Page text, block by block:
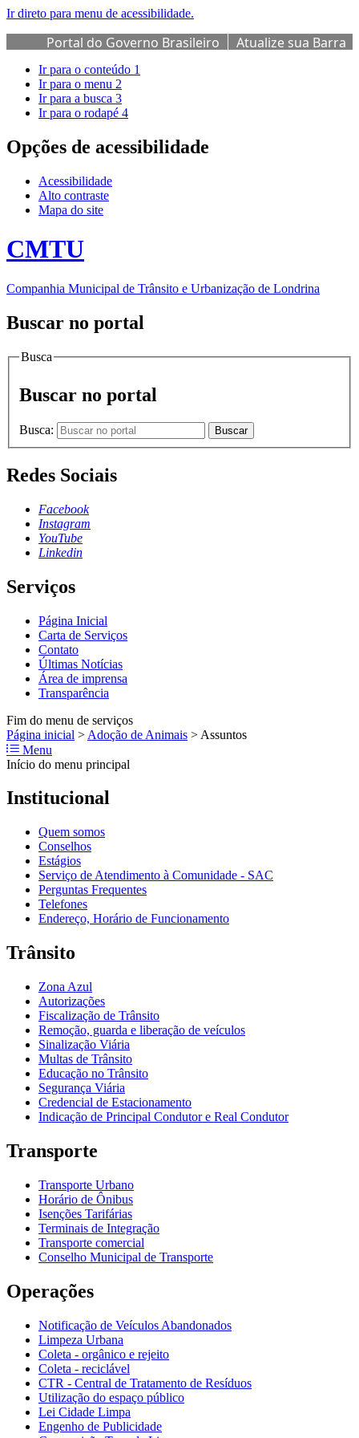
Ir direto para menu de acessibilidade.
Portal do Governo Brasileiro
Atualize sua Barra
de Governo
Ir para o conteúdo 1
Ir para o menu 2
Ir para a busca 3
Ir para o rodapé 4
Opções de acessibilidade
Acessibilidade
Alto contraste
Mapa do site
CMTU
Companhia Municipal de Trânsito e Urbanização de Londrina
Buscar no portal
Busca
Buscar no portal
Busca: Buscar
Redes Sociais
Facebook
Instagram
YouTube
Linkedin
Serviços
Página Inicial
Carta de Serviços
Contato
Últimas Notícias
Área de imprensa
Transparência
Fim do menu de serviços
Página inicial > Adoção de Animais > Assuntos
Menu
Início do menu principal
Institucional
Quem somos
Conselhos
Estágios
Serviço de Atendimento à Comunidade - SAC
Perguntas Frequentes
Telefones
Endereço, Horário de Funcionamento
Trânsito
Zona Azul
Autorizações
Fiscalização de Trânsito
Remoção, guarda e liberação de veículos
Sinalização Viária
Multas de Trânsito
Educação no Trânsito
Segurança Viária
Credencial de Estacionamento
Indicação de Principal Condutor e Real Condutor
Transporte
Transporte Urbano
Horário de Ônibus
Isenções Tarifárias
Terminais de Integração
Transporte comercial
Conselho Municipal de Transporte
Operações
Notificação de Veículos Abandonados
Limpeza Urbana
Coleta - orgânico e rejeito
Coleta - reciclável
CTR - Central de Tratamento de Resíduos
Utilização do espaço público
Lei Cidade Limpa
Engenho de Publicidade